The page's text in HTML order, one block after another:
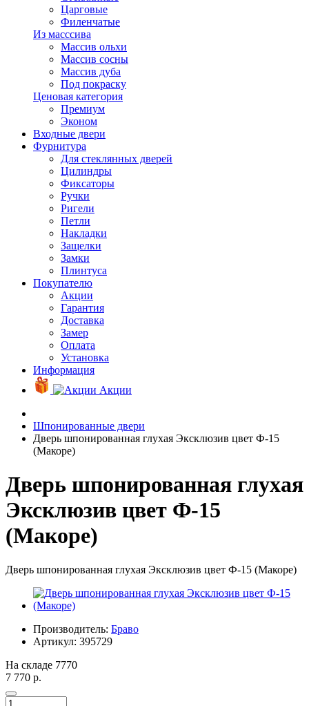
Царговые
Филенчатые
Из масссива
Массив ольхи
Массив сосны
Массив дуба
Под покраску
Ценовая категория
Премиум
Эконом
Входные двери
Фурнитура
Для стеклянных дверей
Цилиндры
Фиксаторы
Ручки
Ригели
Петли
Накладки
Защелки
Замки
Плинтуса
Покупателю
Акции
Гарантия
Доставка
Замер
Оплата
Установка
Информация
Акции
Шпонированные двери
Дверь шпонированная глухая Эксклюзив цвет Ф-15
(Макоре)
Дверь шпонированная глухая
Эксклюзив цвет Ф-15
(Макоре)
Дверь шпонированная глухая Эксклюзив цвет Ф-15 (Макоре)
Производитель: Браво
Артикул: 395729
На складе 7770
7 770 р.